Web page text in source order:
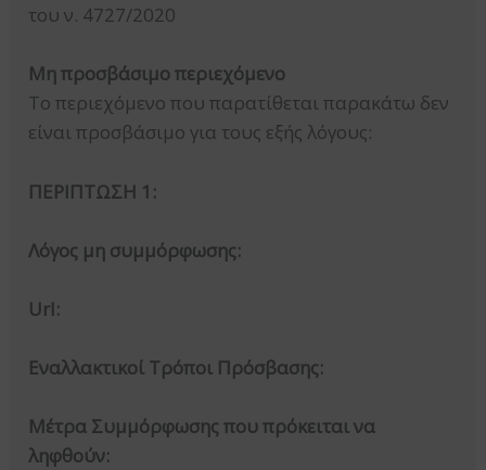
του ν. 4727/2020
Μη προσβάσιμο περιεχόμενο
Το περιεχόμενο που παρατίθεται παρακάτω δεν
είναι προσβάσιμο για τους εξής λόγους:
ΠΕΡΙΠΤΩΣΗ 1:
Λόγος μη συμμόρφωσης:
Url:
Εναλλακτικοί Τρόποι Πρόσβασης:
Μέτρα Συμμόρφωσης που πρόκειται να
ληφθούν: